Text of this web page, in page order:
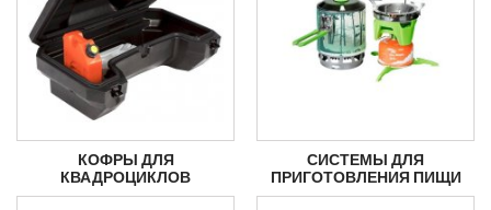
КОФРЫ ДЛЯ
КВАДРОЦИКЛОВ
СИСТЕМЫ ДЛЯ
ПРИГОТОВЛЕНИЯ ПИЩИ